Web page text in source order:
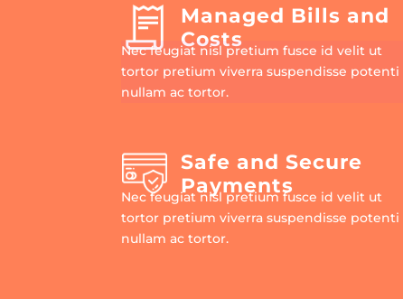
Managed Bills and
Costs
Nec feugiat nisl pretium fusce id velit ut
tortor pretium viverra suspendisse potenti
nullam ac tortor.
Safe and Secure
Payments
Nec feugiat nisl pretium fusce id velit ut
tortor pretium viverra suspendisse potenti
nullam ac tortor.